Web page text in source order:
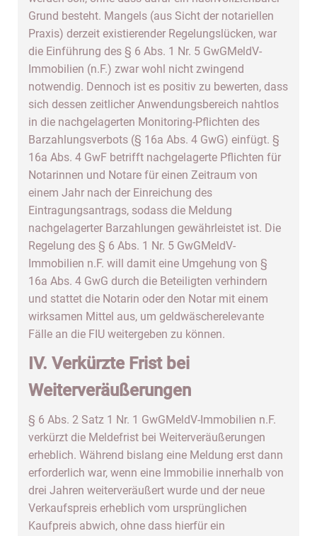
Grund besteht. Mangels (aus Sicht der notariellen
Praxis) derzeit existierender Regelungslücken, war
die Einführung des § 6 Abs. 1 Nr. 5 GwGMeldV-
Immobilien (n.F.) zwar wohl nicht zwingend
notwendig. Dennoch ist es positiv zu bewerten, dass
sich dessen zeitlicher Anwendungsbereich nahtlos
in die nachgelagerten Monitoring-Pflichten des
Barzahlungsverbots (§ 16a Abs. 4 GwG) einfügt. §
16a Abs. 4 GwF betrifft nachgelagerte Pflichten für
Notarinnen und Notare für einen Zeitraum von
einem Jahr nach der Einreichung des
Eintragungsantrags, sodass die Meldung
nachgelagerter Barzahlungen gewährleistet ist. Die
Regelung des § 6 Abs. 1 Nr. 5 GwGMeldV-
Immobilien n.F. will damit eine Umgehung von §
16a Abs. 4 GwG durch die Beteiligten verhindern
und stattet die Notarin oder den Notar mit einem
wirksamen Mittel aus, um geldwäscherelevante
Fälle an die FIU weitergeben zu können.
IV. Verkürzte Frist bei
Weiterveräußerungen
§ 6 Abs. 2 Satz 1 Nr. 1 GwGMeldV-Immobilien n.F.
verkürzt die Meldefrist bei Weiterveräußerungen
erheblich. Während bislang eine Meldung erst dann
erforderlich war, wenn eine Immobilie innerhalb von
drei Jahren weiterveräußert wurde und der neue
Verkaufspreis erheblich vom ursprünglichen
Kaufpreis abwich, ohne dass hierfür ein